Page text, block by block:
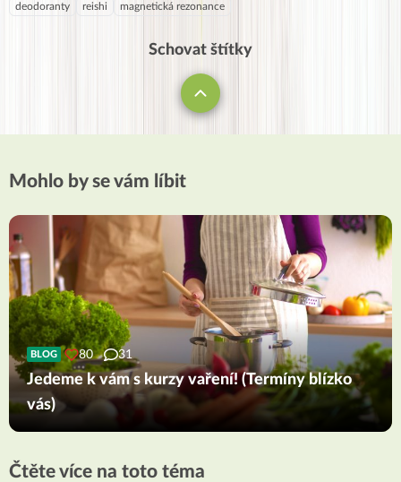
deodoranty
reishi magnetická rezonance
Schovat štítky
Mohlo by se vám líbit
BLOG 80 31
Jedeme k vám s kurzy vaření! (Termíny blízko
vás)
Čtěte více na toto téma